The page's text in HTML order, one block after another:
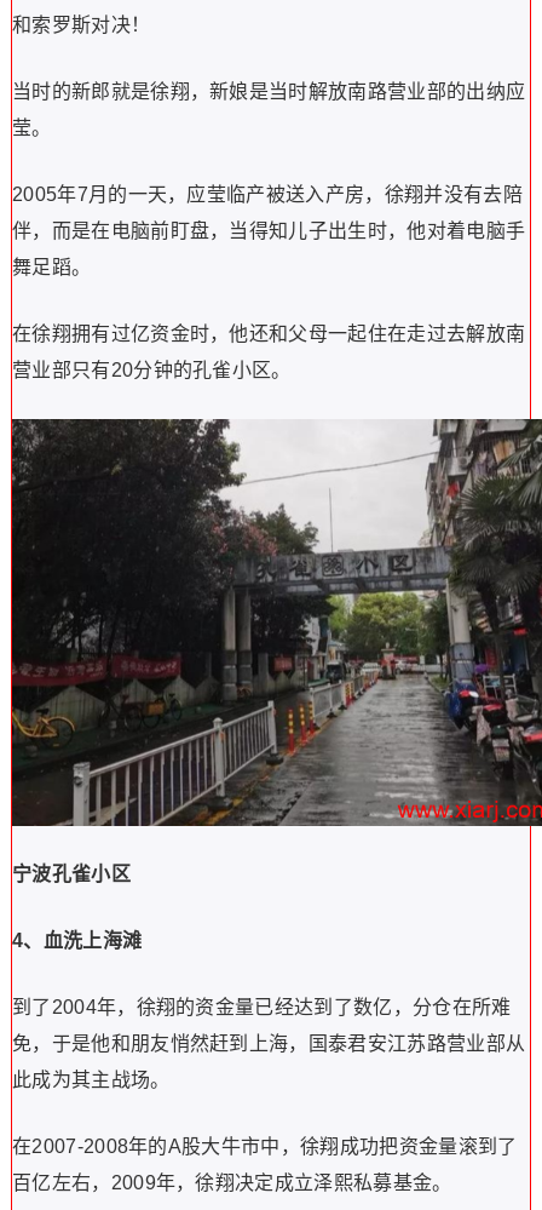
和索罗斯对决！
当时的新郎就是徐翔，新娘是当时解放南路营业部的出纳应
莹。
2005年7月的一天，应莹临产被送入产房，徐翔并没有去陪
伴，而是在电脑前盯盘，当得知儿子出生时，他对着电脑手
舞足蹈。
在徐翔拥有过亿资金时，他还和父母一起住在走过去解放南
营业部只有20分钟的孔雀小区。
宁波孔雀小区
4、血洗上海滩
到了2004年，徐翔的资金量已经达到了数亿，分仓在所难
免，于是他和朋友悄然赶到上海，国泰君安江苏路营业部从
此成为其主战场。
在2007-2008年的A股大牛市中，徐翔成功把资金量滚到了
百亿左右，2009年，徐翔决定成立泽熙私募基金。